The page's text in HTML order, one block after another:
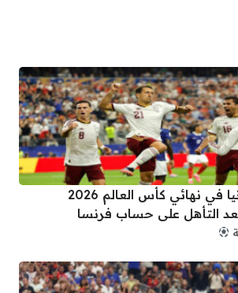
موعد مباراة إسبانيا في نهائي كأس العالم 2026
بعد التأهل على حساب فرنسا